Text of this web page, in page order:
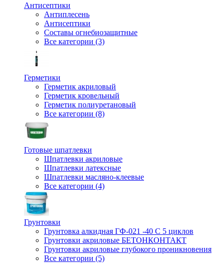
Антисептики
Антиплесень
Антисептики
Составы огнебиозащитные
Все категории (3)
Герметики
Герметик акриловый
Герметик кровельный
Герметик полиуретановый
Все категории (8)
Готовые шпатлевки
Шпатлевки акриловые
Шпатлевки латексные
Шпатлевки масляно-клеевые
Все категории (4)
Грунтовки
Грунтовка алкидная ГФ-021 -40 С 5 циклов
Грунтовки акриловые БЕТОНКОНТАКТ
Грунтовки акриловые глубокого проникновения
Все категории (5)